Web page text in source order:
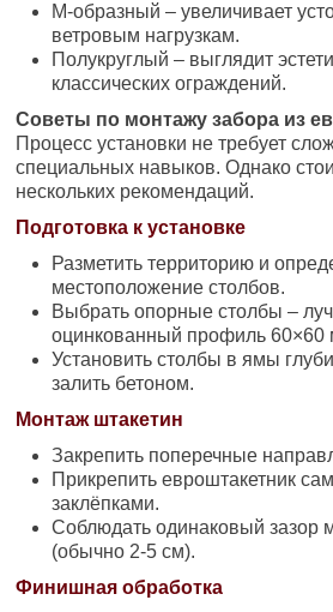
М-образный – увеличивает
ветровым нагрузкам.
Полукруглый – выглядит
классических ограждений.
Советы по монтажу забора из
Процесс установки не требует
специальных навыков. Однако
нескольких рекомендаций.
Подготовка к установке
Разметить территорию и
местоположение столбов.
Выбрать опорные столбы –
оцинкованный профиль 60×60
Установить столбы в ямы
залить бетоном.
Монтаж штакетин
Закрепить поперечные
Прикрепить евроштакетник
заклёпками.
Соблюдать одинаковый зазор
(обычно 2-5 см).
Финишная обработка